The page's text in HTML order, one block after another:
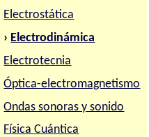
Electrostática
› Electrodinámica
Electrotecnia
Óptica-electromagnetismo
Ondas sonoras y sonido
Física Cuántica